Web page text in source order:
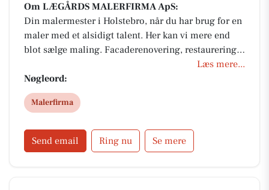
Om LÆGÅRDS MALERFIRMA ApS:
Din malermester i Holstebro, når du har brug for en
maler med et alsidigt talent. Her kan vi mere end
blot sælge maling. Facaderenovering, restaurering
af kirker, dekorationer og almuemaling – her løses
alle former for maleropgaver. Vi sætter veludført
håndværk i højsædet.
Læs mere...
Nøgleord:
Malerfirma
Send email Ring nu Se mere